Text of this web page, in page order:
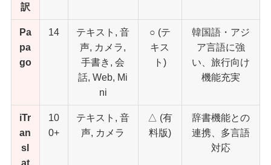
訳
Pa
pa
go
14
テキスト, 音
声, カメラ,
手書き, 会
話, Web, Mi
ni
○ (テ
キス
ト)
韓国語・アジ
ア言語に強
い、旅行向け
機能充実
iTr
an
sl
at
10
0+
テキスト, 音
声, カメラ
△ (有
料版)
辞書機能との
連携、多言語
対応